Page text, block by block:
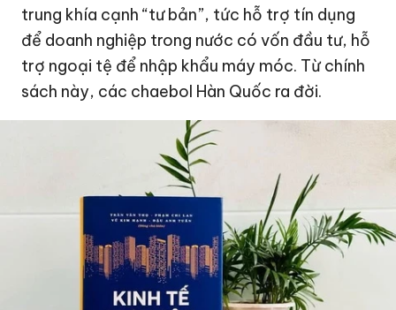
trung khía cạnh “tư bản”, tức hỗ trợ tín dụng
để doanh nghiệp trong nước có vốn đầu tư, hỗ
trợ ngoại tệ để nhập khẩu máy móc. Từ chính
sách này, các chaebol Hàn Quốc ra đời.